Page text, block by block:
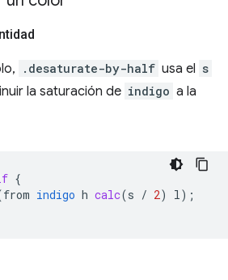
.desaturate-by-half usa el s
la saturación de indigo a la
{
from indigo h calc(s / 2) l );